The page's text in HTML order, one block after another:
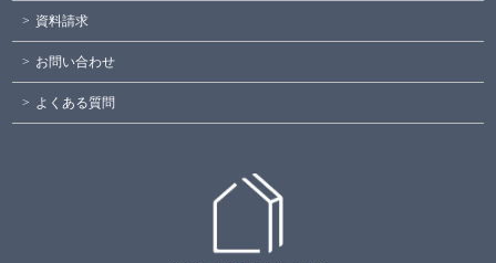
資料請求
お問い合わせ
よくある質問